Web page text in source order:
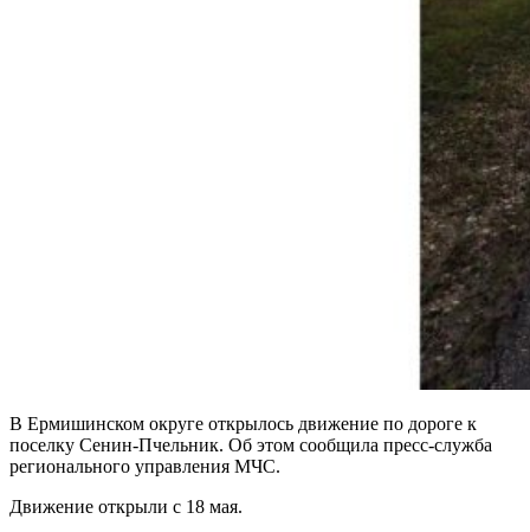
В Ермишинском округе открылось движение по дороге к
поселку Сенин-Пчельник. Об этом сообщила пресс-служба
регионального управления МЧС.
Движение открыли с 18 мая.